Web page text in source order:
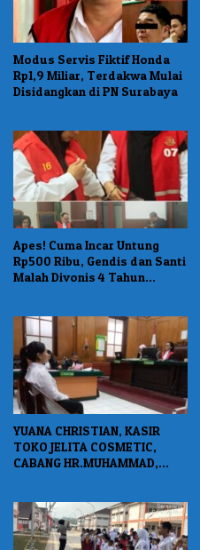
Modus Servis Fiktif Honda
Rp1,9 Miliar, Terdakwa Mulai
Disidangkan di PN Surabaya
Apes! Cuma Incar Untung
Rp500 Ribu, Gendis dan Santi
Malah Divonis 4 Tahun
YUANA CHRISTIAN, KASIR
TOKO JELITA COSMETIC,
CABANG HR.MUHAMMAD,